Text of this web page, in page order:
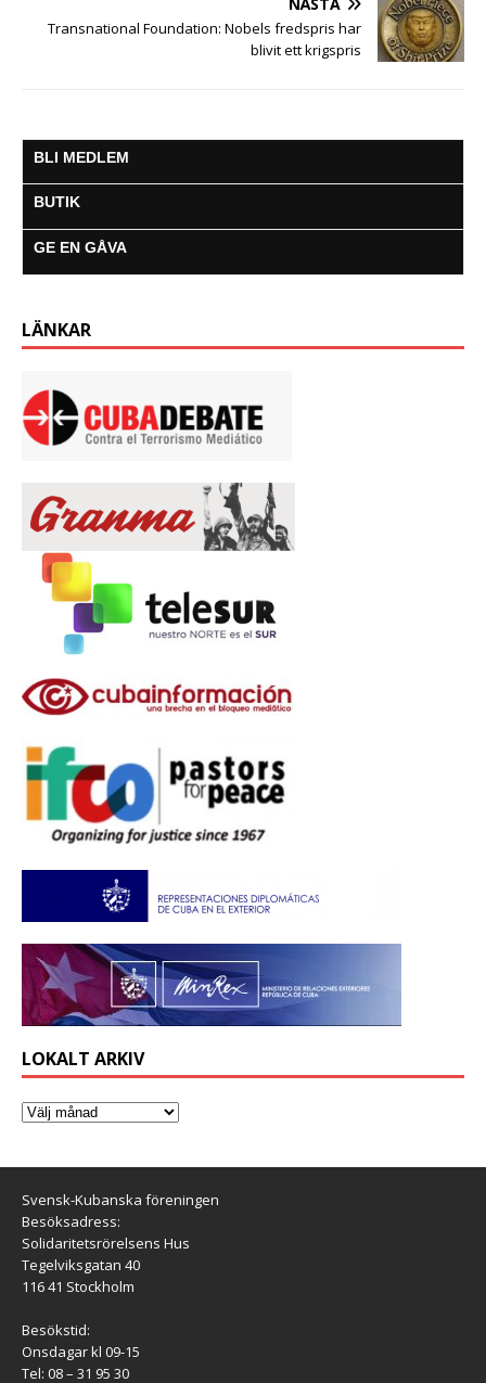
Transnational Foundation: Nobels fredspris har
blivit ett krigspris
BLI MEDLEM
BUTIK
GE EN GÅVA
LÄNKAR
LOKALT ARKIV
Svensk-Kubanska föreningen
Besöksadress:
Solidaritetsrörelsens Hus
Tegelviksgatan 40
116 41 Stockholm
Besökstid:
Onsdagar kl 09-15
Tel: 08 – 31 95 30